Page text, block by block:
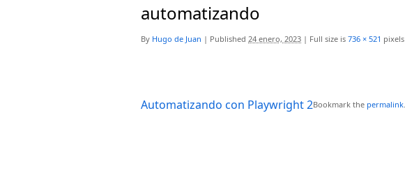
automatizando
By Hugo de Juan | Published 24 enero, 2023 | Full size is 736 × 521 pixels
Automatizando con Playwright 2Bookmark the permalink